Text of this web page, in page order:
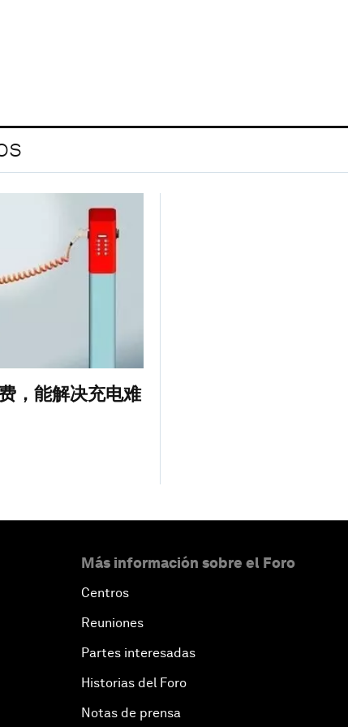
，能解决充电难
Más información sobre el Foro
Centros
Reuniones
Partes interesadas
Historias del Foro
Notas de prensa